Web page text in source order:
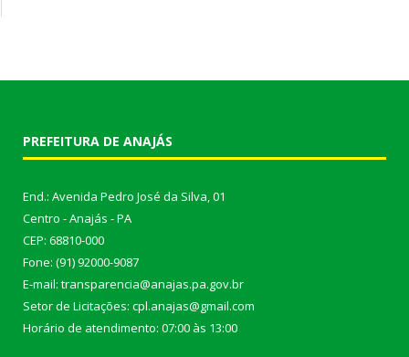
PREFEITURA DE ANAJÁS
End.: Avenida Pedro José da Silva, 01
Centro - Anajás - PA
CEP: 68810-000
Fone: (91) 92000-9087
E-mail: transparencia@anajas.pa.gov.br
Setor de Licitações: cpl.anajas@gmail.com
Horário de atendimento: 07:00 às 13:00